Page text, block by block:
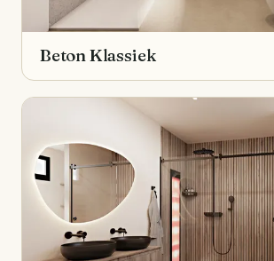
Beton Klassiek